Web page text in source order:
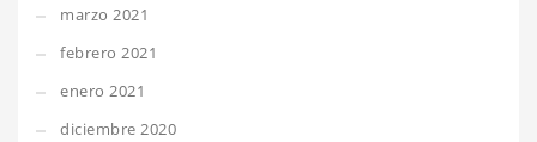
marzo 2021
febrero 2021
enero 2021
diciembre 2020